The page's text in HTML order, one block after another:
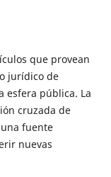
que provean
jurídico de
esfera pública. La
cruzada de
fuente
nuevas